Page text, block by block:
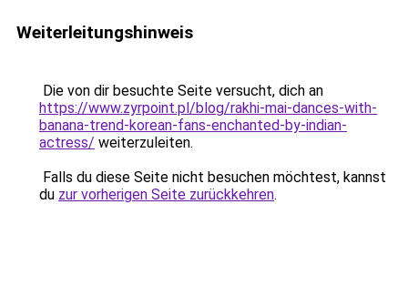
Weiterleitungshinweis
Die von dir besuchte Seite versucht, dich an
https://www.zyrpoint.pl/blog/rakhi-mai-dances-with-
banana-trend-korean-fans-enchanted-by-indian-
actress/ weiterzuleiten.
Falls du diese Seite nicht besuchen möchtest, kannst
du zur vorherigen Seite zurückkehren.